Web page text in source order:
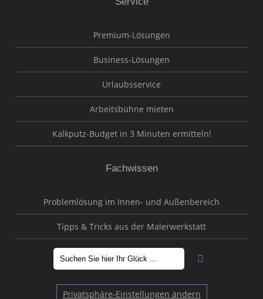
Premium-Lösungen
Business-Lösungen
Urlaubsservice
Arbeitsbühne mieten
Kalkputz-Budget in 3 Minuten ermitteln!
Fachwissen
Problemlösung im Innen- und Außenbereich
Tipps & Tricks aus der Malerwerkstatt
Privatsphäre-Einstellungen ändern